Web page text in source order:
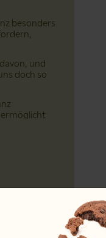
besonders
und
doch so
ermöglicht